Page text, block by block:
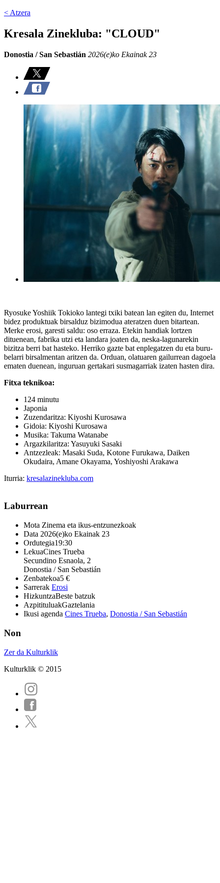
< Atzera
Kresala Zinekluba: "CLOUD"
Donostia / San Sebastián 2026(e)ko Ekainak 23
Ryosuke Yoshiik Tokioko lantegi txiki batean lan egiten du, Internet
bidez produktuak birsalduz bizimodua ateratzen duen bitartean.
Merke erosi, garesti saldu: oso erraza. Etekin handiak lortzen
dituenean, fabrika utzi eta landara joaten da, neska-lagunarekin
bizitza berri bat hasteko. Herriko gazte bat enplegatzen du eta buru-
belarri birsalmentan aritzen da. Orduan, olatuaren gailurrean dagoela
ematen duenean, inguruan gertakari susmagarriak izaten hasten dira.
Fitxa teknikoa:
124 minutu
Japonia
Zuzendaritza: Kiyoshi Kurosawa
Gidoia: Kiyoshi Kurosawa
Musika: Takuma Watanabe
Argazkilaritza: Yasuyuki Sasaki
Antzezleak: Masaki Suda, Kotone Furukawa, Daiken
Okudaira, Amane Okayama, Yoshiyoshi Arakawa
Iturria: kresalazinekluba.com
Laburrean
Mota Zinema eta ikus-entzunezkoak
Data 2026(e)ko Ekainak 23
Ordutegia19:30
LekuaCines Trueba
Secundino Esnaola, 2
Donostia / San Sebastián
Zenbatekoa5 €
Sarrerak Erosi
HizkuntzaBeste batzuk
AzpitituluakGaztelania
Ikusi agenda Cines Trueba, Donostia / San Sebastián
Non
Zer da Kulturklik
Kulturklik © 2015